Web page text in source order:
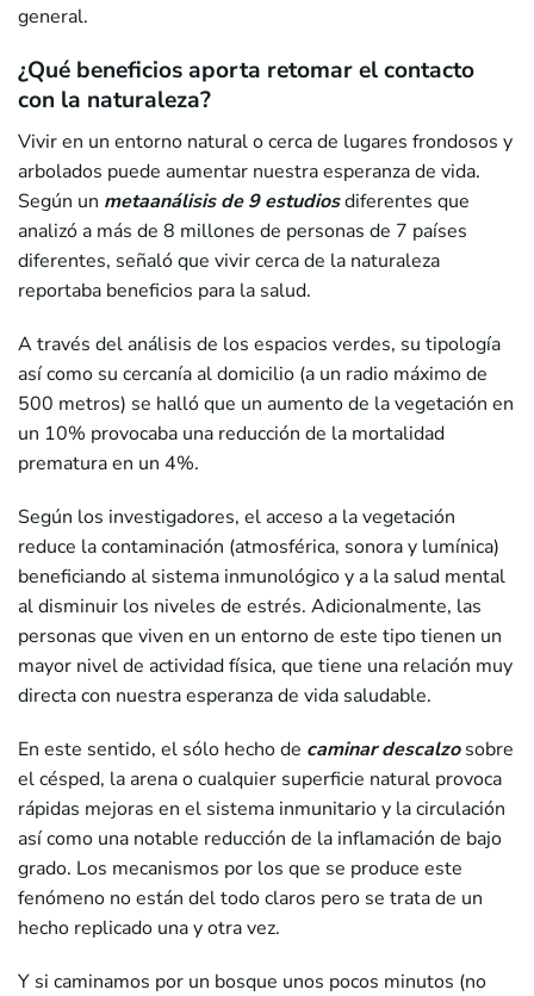
general.
¿Qué beneficios aporta retomar el contacto
con la naturaleza?
Vivir en un entorno natural o cerca de lugares frondosos y
arbolados puede aumentar nuestra esperanza de vida.
Según un metaanálisis de 9 estudiosdiferentes que
analizó a más de 8 millones de personas de 7 países
diferentes, señaló que vivir cerca de la naturaleza
reportaba beneficios para la salud.
A través del análisis de los espacios verdes, su tipología
así como su cercanía al domicilio (a un radio máximo de
500 metros) se halló que un aumento de la vegetación en
un 10% provocaba una reducción de la mortalidad
prematura en un 4%.
Según los investigadores, el acceso a la vegetación
reduce la contaminación (atmosférica, sonora y lumínica)
beneficiando al sistema inmunológico y a la salud mental
al disminuir los niveles de estrés. Adicionalmente, las
personas que viven en un entorno de este tipo tienen un
mayor nivel de actividad física, que tiene una relación muy
directa con nuestra esperanza de vida saludable.
En este sentido, el sólo hecho de caminar descalzosobre
el césped, la arena o cualquier superficie natural provoca
rápidas mejoras en el sistema inmunitario y la circulación
así como una notable reducción de la inflamación de bajo
grado. Los mecanismos por los que se produce este
fenómeno no están del todo claros pero se trata de un
hecho replicado una y otra vez.
Y si caminamos por un bosque unos pocos minutos (no